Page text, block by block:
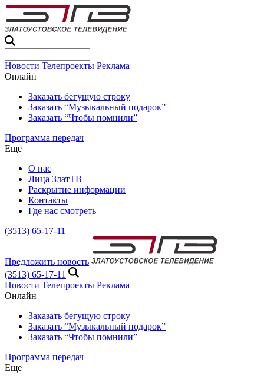
Новости Телепроекты Реклама
Онлайн
Заказать бегущую строку
Заказать “Музыкальный подарок”
Заказать “Чтобы помнили”
Программа передач
Еще
О нас
Лица ЗлатТВ
Раскрытие информации
Контакты
Где нас смотреть
(3513) 65-17-11
Предложить новость
(3513) 65-17-11
Новости Телепроекты Реклама
Онлайн
Заказать бегущую строку
Заказать “Музыкальный подарок”
Заказать “Чтобы помнили”
Программа передач
Еще